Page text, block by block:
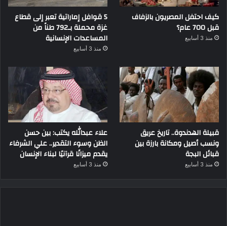
كيف احتفل المصريون بالزفاف
قبل 700 عام؟
منذ 3 أسابيع
5 قوافل إماراتية تعبر إلى قطاع
غزة محملة بـ792 طناً من
المساعدات الإنسانية
منذ 3 أسابيع
قبيلة الهدندوة.. تاريخ عريق
ونسب أصيل ومكانة بارزة بين
قبائل البجة
منذ 3 أسابيع
علاء عبدالله يكتب: بين حسن
الظن وسوء التقدير.. علي الشرفاء
يقدم ميزانًا قرآنيًا لبناء الإنسان
منذ 3 أسابيع